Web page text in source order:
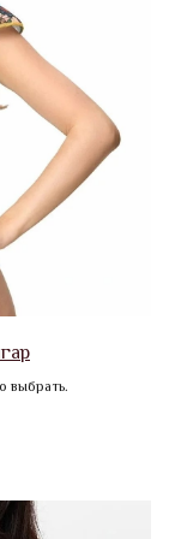
выбрать.